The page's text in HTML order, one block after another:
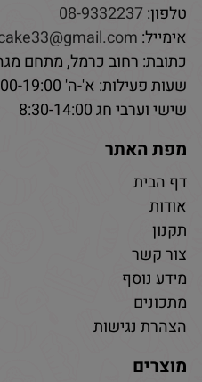
טלפון:08-9332237
אימייל:
כתובת: רחוב כרמל, מתחם
שעות פעילות: א'-ה' 9:00-19:00
שישי וערבי חג 8:30-14:00
מפת האתר
דף הבית
אודות
תקנון
צור קשר
מידע נוסף
מתכונים
הצהרת נגישות
מוצרים